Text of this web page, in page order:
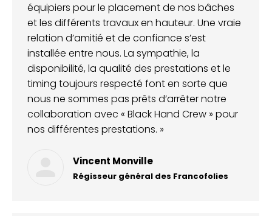
équipiers pour le placement de nos bâches
et les différents travaux en hauteur. Une vraie
relation d’amitié et de confiance s’est
installée entre nous. La sympathie, la
disponibilité, la qualité des prestations et le
timing toujours respecté font en sorte que
nous ne sommes pas prêts d’arrêter notre
collaboration avec « Black Hand Crew » pour
nos différentes prestations. »
Vincent Monville
Régisseur général des Francofolies